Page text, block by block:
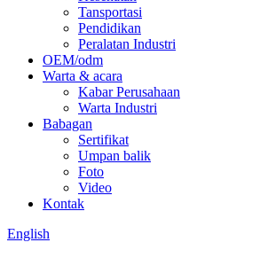
Tansportasi
Pendidikan
Peralatan Industri
OEM/odm
Warta & acara
Kabar Perusahaan
Warta Industri
Babagan
Sertifikat
Umpan balik
Foto
Video
Kontak
English